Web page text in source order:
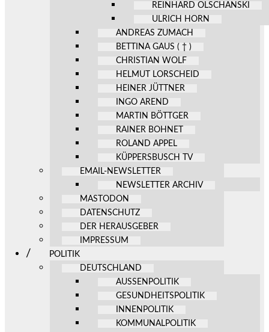
REINHARD OLSCHANSKI
ULRICH HORN
ANDREAS ZUMACH
BETTINA GAUS ( † )
CHRISTIAN WOLF
HELMUT LORSCHEID
HEINER JÜTTNER
INGO AREND
MARTIN BÖTTGER
RAINER BOHNET
ROLAND APPEL
KÜPPERSBUSCH TV
EMAIL-NEWSLETTER
NEWSLETTER ARCHIV
MASTODON
DATENSCHUTZ
DER HERAUSGEBER
IMPRESSUM
POLITIK
DEUTSCHLAND
AUSSENPOLITIK
GESUNDHEITSPOLITIK
INNENPOLITIK
KOMMUNALPOLITIK